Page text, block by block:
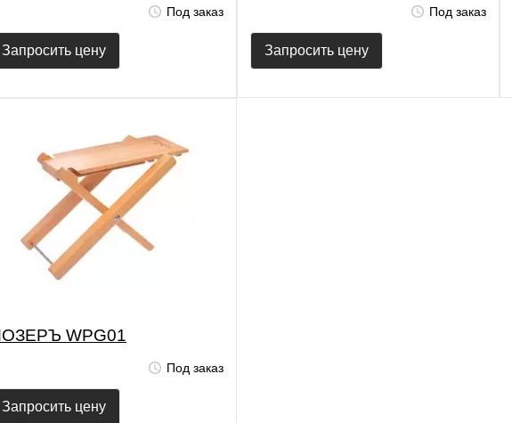
Под заказ
Запросить цену
Под заказ
Запросить цену
WPG01
Под заказ
Запросить цену